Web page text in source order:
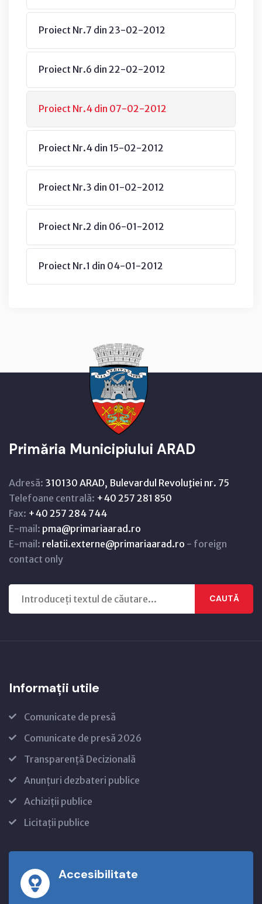
Proiect Nr.7 din 23-02-2012
Proiect Nr.6 din 22-02-2012
Proiect Nr.4 din 07-02-2012
Proiect Nr.4 din 15-02-2012
Proiect Nr.3 din 01-02-2012
Proiect Nr.2 din 06-01-2012
Proiect Nr.1 din 04-01-2012
Primăria Municipiului ARAD
Adresă: 310130 ARAD, Bulevardul Revoluţiei nr. 75
Telefoane centrală: +40 257 281 850
Fax: +40 257 284 744
E-mail: pma@primariaarad.ro
E-mail: relatii.externe@primariaarad.ro - foreign
contact only
CAUTĂ
Informații utile
Comunicate de presă
Comunicate de presă 2026
Transparență Decizională
Anunțuri dezbateri publice
Achiziții publice
Licitații publice
Accesibilitate